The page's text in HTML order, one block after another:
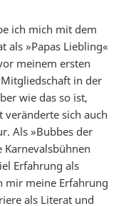
ich mich mit dem
als »Papas Liebling«
meinem ersten
in der
wie das so ist,
sich auch
Als »Bubbes der
Erfahrung als
mir meine Erfahrung
als Literat und